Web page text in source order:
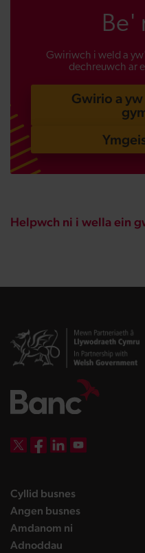
Be'
Gwiriwch i weld a
dechreuwch ar
Gwirio a
Helpwch ni i wella ein
Cyllid busneslanding page
Angen busneslanding page
Amdanom ni
Adnoddau